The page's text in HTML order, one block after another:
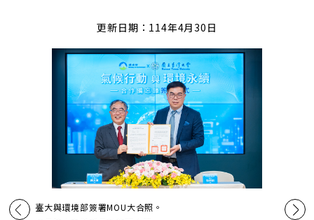
更新日期：114年4月30日
臺大與環境部簽署MOU大合照。